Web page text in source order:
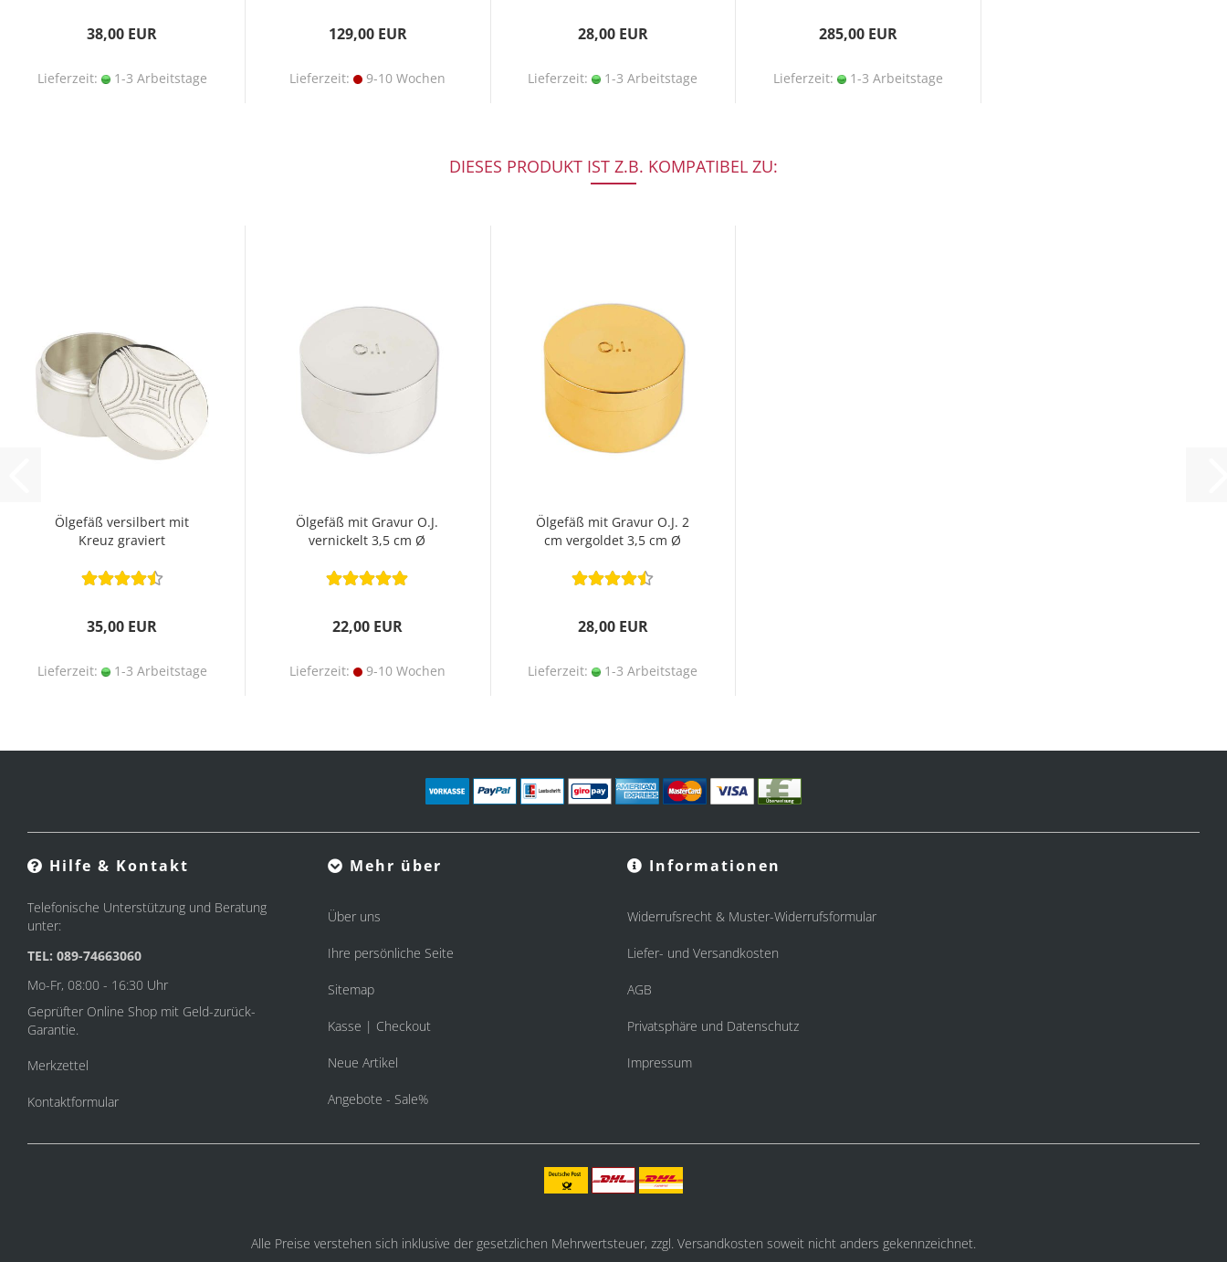
38,00 EUR
Lieferzeit: 1-3 Arbeitstage
129,00 EUR
Lieferzeit: 9-10 Wochen
28,00 EUR
Lieferzeit: 1-3 Arbeitstage
285,00 EUR
Lieferzeit: 1-3 Arbeitstage
DIESES PRODUKT IST Z.B. KOMPATIBEL ZU:
Ölgefäß versilbert mit
Kreuz graviert
35,00 EUR
Lieferzeit: 1-3 Arbeitstage
Ölgefäß mit Gravur O.J.
vernickelt 3,5 cm Ø
22,00 EUR
Lieferzeit: 9-10 Wochen
Ölgefäß mit Gravur O.J. 2
cm vergoldet 3,5 cm Ø
28,00 EUR
Lieferzeit: 1-3 Arbeitstage
Hilfe & Kontakt
Telefonische Unterstützung und Beratung
unter:
TEL: 089-74663060
Mo-Fr, 08:00 - 16:30 Uhr
Geprüfter Online Shop mit Geld-zurück-
Garantie.
Merkzettel
Kontaktformular
Mehr über
Über uns
Ihre persönliche Seite
Sitemap
Kasse | Checkout
Neue Artikel
Angebote - Sale%
Informationen
Widerrufsrecht & Muster-Widerrufsformular
Liefer- und Versandkosten
AGB
Privatsphäre und Datenschutz
Impressum
Alle Preise verstehen sich inklusive der gesetzlichen Mehrwertsteuer, zzgl. Versandkosten soweit nicht anders gekennzeichnet.